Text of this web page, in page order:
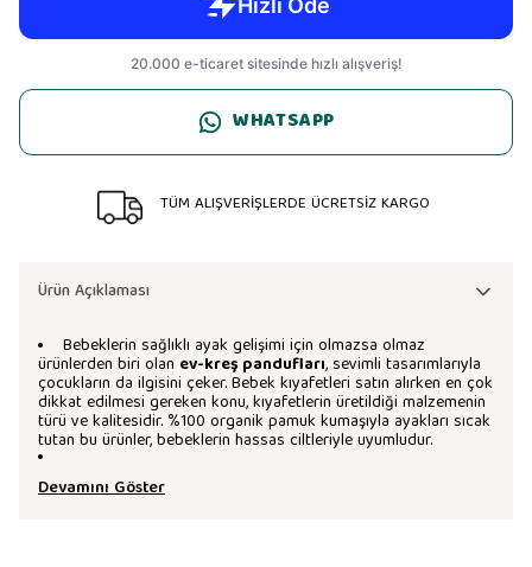
WHATSAPP
TÜM ALIŞVERİŞLERDE ÜCRETSİZ KARGO
Ürün Açıklaması
Bebeklerin sağlıklı ayak gelişimi için olmazsa olmaz
ürünlerden biri olan ev-kreş pandufları, sevimli tasarımlarıyla
çocukların da ilgisini çeker. Bebek kıyafetleri satın alırken en çok
dikkat edilmesi gereken konu, kıyafetlerin üretildiği malzemenin
türü ve kalitesidir. %100 organik pamuk kumaşıyla ayakları sıcak
tutan bu ürünler, bebeklerin hassas ciltleriyle uyumludur.
Devamını Göster